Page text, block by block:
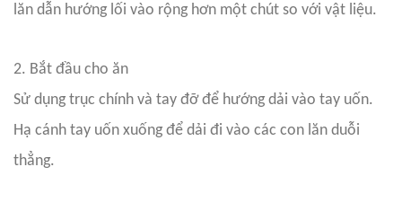
lăn dẫn hướng lối vào rộng hơn một chút so với vật liệu.
2. Bắt đầu cho ăn
Sử dụng trục chính và tay đỡ để hướng dải vào tay uốn.
Hạ cánh tay uốn xuống để dải đi vào các con lăn duỗi
thẳng.